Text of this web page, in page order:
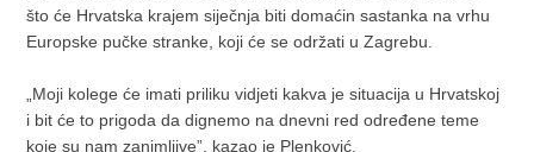
što će Hrvatska krajem siječnja biti domaćin sastanka na vrhu
Europske pučke stranke, koji će se održati u Zagrebu.
„Moji kolege će imati priliku vidjeti kakva je situacija u Hrvatskoj
i bit će to prigoda da dignemo na dnevni red određene teme
koje su nam zanimljive”, kazao je Plenković.